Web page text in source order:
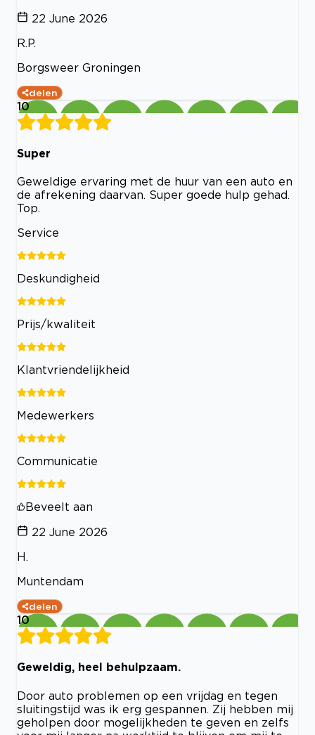
22 June 2026
R.P.
Borgsweer Groningen
delen
10
Super
Geweldige ervaring met de huur van een auto en
de afrekening daarvan. Super goede hulp gehad.
Top.
Service
Deskundigheid
Prijs/kwaliteit
Klantvriendelijkheid
Medewerkers
Communicatie
Beveelt aan
22 June 2026
H.
Muntendam
delen
10
Geweldig, heel behulpzaam.
Door auto problemen op een vrijdag en tegen
sluitingstijd was ik erg gespannen. Zij hebben mij
geholpen door mogelijkheden te geven en zelfs